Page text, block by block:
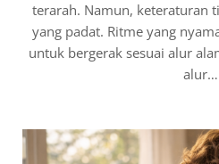
terarah. Namun, keteraturan
yang padat. Ritme yang
untuk bergerak sesuai alur
alur…